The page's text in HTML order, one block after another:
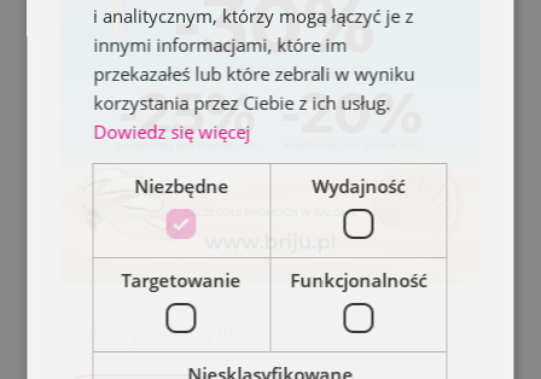
Szalone promki w Briju!
i analitycznym, którzy mogą łączyć je z
innymi informacjami, które im
przekazałeś lub które zebrali w wyniku
korzystania przez Ciebie z ich usług.
Dowiedz się więcej
Niezbędne Wydajność
Targetowanie Funkcjonalność
Niesklasyfikowane